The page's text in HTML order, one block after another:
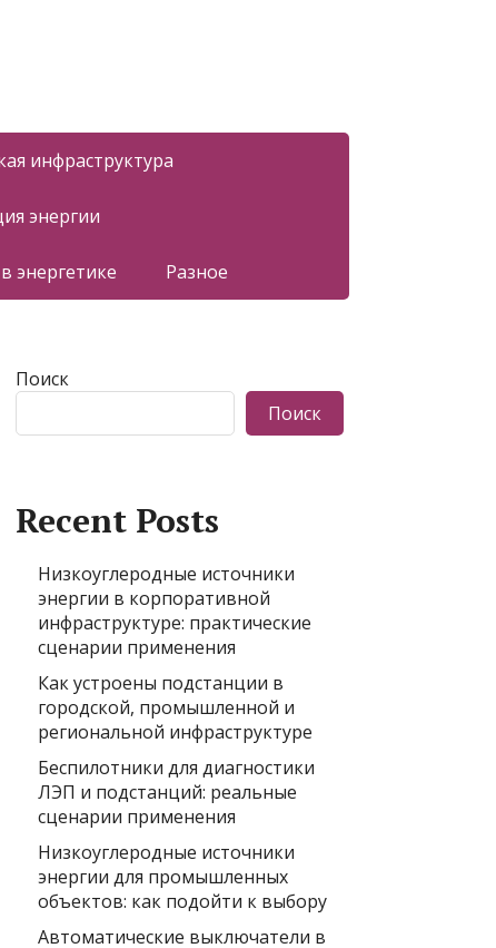
инфраструктура
энергии
энергетике Разное
Поиск
Поиск
Recent Posts
Низкоуглеродные источники
энергии в корпоративной
инфраструктуре: практические
сценарии применения
Как устроены подстанции в
городской, промышленной и
региональной инфраструктуре
Беспилотники для диагностики
ЛЭП и подстанций: реальные
сценарии применения
Низкоуглеродные источники
энергии для промышленных
объектов: как подойти к выбору
Автоматические выключатели в